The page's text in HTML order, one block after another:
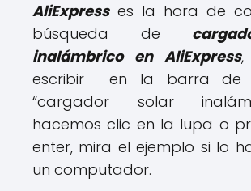
AliExpresses la hora de
búsqueda de
inalámbrico en AliExpress,
escribir en la barra de
“cargador solar
hacemos clic en la lupa o
enter, mira el ejemplo si lo
un computador.